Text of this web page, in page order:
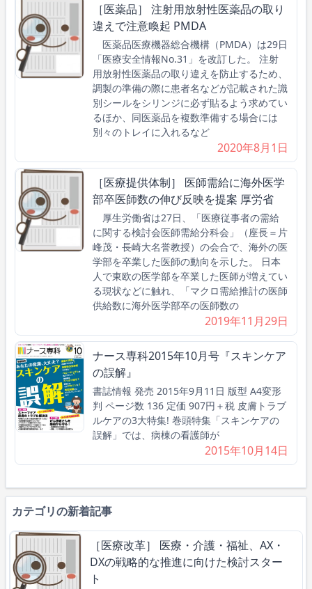
［医薬品］ 注射用放射性医薬品の取り
違えで注意喚起 PMDA
医薬品医療機器総合機構（PMDA）は29日
「医療安全情報No.31」を改訂した。 注射
用放射性医薬品の取り違えを防止するため、
調製の準備の際に患者名などが記載された識
別シールをシリンジに必ず貼るよう求めてい
るほか、同医薬品を複数準備する場合には
別々のトレイに入れるなど
2020年8月1日
［医療提供体制］ 医師需給に海外医学
部卒医師数の伸び反映を提案 厚労省
厚生労働省は27日、「医療従事者の需給
に関する検討会医師需給分科会」（座長＝片
峰茂・長崎大名誉教授）の会合で、海外の医
学部を卒業した医師の動向を示した。 日本
人で東欧の医学部を卒業した医師が増えてい
る現状などに触れ、「マクロ需給推計の医師
供給数に海外医学部卒の医師数の
2019年11月29日
ナース専科2015年10月号『スキンケア
の誤解』
書誌情報 発売 2015年9月11日 版型 A4変形
判 ページ数 136 定価 907円＋税 皮膚トラブ
ルケアの3大特集! 巻頭特集「スキンケアの
誤解」では、病棟の看護師が
2015年10月14日
カテゴリの新着記事
［医療改革］ 医療・介護・福祉、AX・
DXの戦略的な推進に向けた検討スター
ト